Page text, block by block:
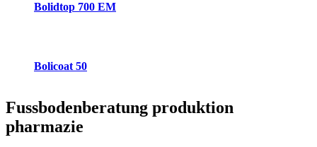
Bolidtop 700 EM
Bolicoat 50
Fussbodenberatung produktion
pharmazie